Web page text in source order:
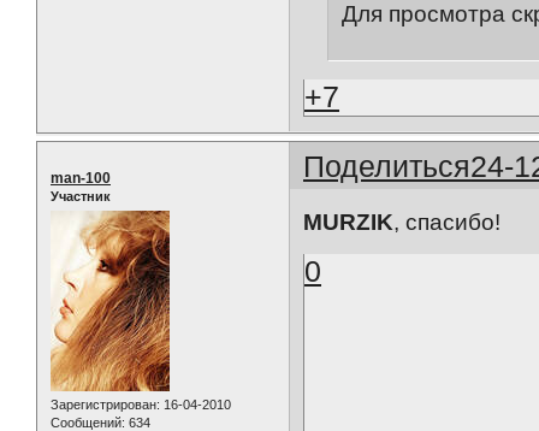
Для просмотра
+7
Поделиться24-
man-100
Участник
Зарегистрирован: 16-04-2010
Сообщений: 634
MURZIK, спасибо!
0